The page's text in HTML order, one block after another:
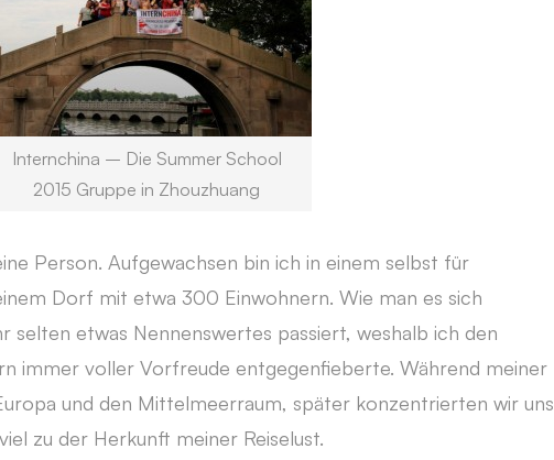
Internchina – Die Summer School
2015 Gruppe in Zhouzhuang
Person. Aufgewachsen bin ich in einem selbst für
Dorf mit etwa 300 Einwohnern. Wie man es sich
selten etwas Nennenswertes passiert, weshalb ich den
immer voller Vorfreude entgegenfieberte. Während meiner
und den Mittelmeerraum, später konzentrierten wir uns
zu der Herkunft meiner Reiselust.